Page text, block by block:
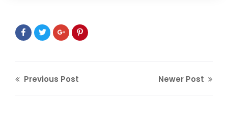
Previous Post Newer Post